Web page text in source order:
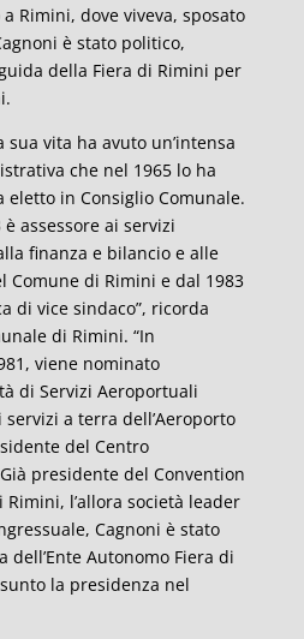
Rimini, dove viveva, sposato
è stato politico,
della Fiera di Rimini per
sua vita ha avuto un’intensa
che nel 1965 lo ha
in Consiglio Comunale.
assessore ai servizi
finanza e bilancio e alle
Comune di Rimini e dal 1983
di vice sindaco”, ricorda
di Rimini. “In
viene nominato
di Servizi Aeroportuali
a terra dell’Aeroporto
del Centro
presidente del Convention
l’allora società leader
Cagnoni è stato
dell’Ente Autonomo Fiera di
la presidenza nel